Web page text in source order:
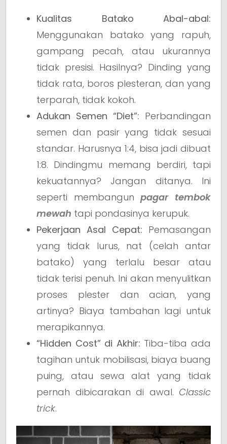
Kualitas Batako Abal-abal:
Menggunakan batako yang rapuh,
gampang pecah, atau ukurannya
tidak presisi. Hasilnya? Dinding yang
tidak rata, boros plesteran, dan yang
terparah, tidak kokoh.
Adukan Semen “Diet”: Perbandingan
semen dan pasir yang tidak sesuai
standar. Harusnya 1:4, bisa jadi dibuat
1:8. Dindingmu memang berdiri, tapi
kekuatannya? Jangan ditanya. Ini
seperti membangunpagar tembok
mewah tapi pondasinya kerupuk.
Pekerjaan Asal Cepat: Pemasangan
yang tidak lurus, nat (celah antar
batako) yang terlalu besar atau
tidak terisi penuh. Ini akan menyulitkan
proses plester dan acian, yang
artinya? Biaya tambahan lagi untuk
merapikannya.
“Hidden Cost” di Akhir: Tiba-tiba ada
tagihan untuk mobilisasi, biaya buang
puing, atau sewa alat yang tidak
pernah dibicarakan di awal. Classic
trick.